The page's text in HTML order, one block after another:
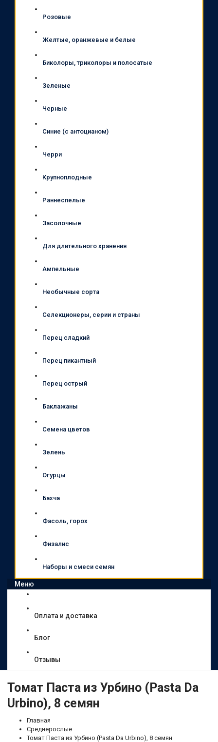
Розовые
Желтые, оранжевые и белые
Биколоры, триколоры и полосатые
Зеленые
Черные
Синие (с антоцианом)
Черри
Крупноплодные
Раннеспелые
Засолочные
Для длительного хранения
Ампельные
Необычные сорта
Селекционеры, серии и страны
Перец сладкий
Перец пикантный
Перец острый
Баклажаны
Семена цветов
Зелень
Огурцы
Бахча
Фасоль, горох
Физалис
Наборы и смеси семян
Меню
Оплата и доставка
Блог
Отзывы
Томат Паста из Урбино (Pasta Da
Urbino), 8 семян
Главная
Среднерослые
Томат Паста из Урбино (Pasta Da Urbino), 8 семян